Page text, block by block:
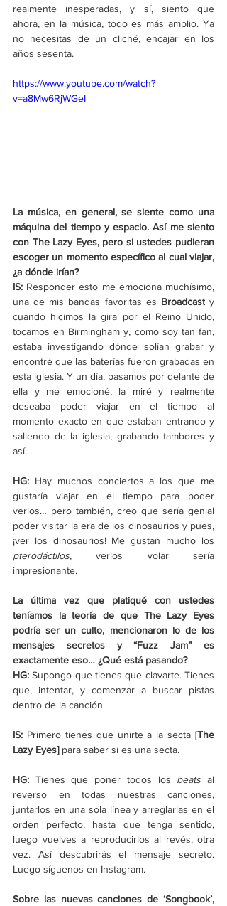
realmente inesperadas, y sí, siento que
ahora, en la música, todo es más amplio. Ya
no necesitas de un cliché, encajar en los
años sesenta.
https://www.youtube.com/watch?
v=a8Mw6RjWGeI
La música, en general, se siente como una
máquina del tiempo y espacio. Así me siento
con The Lazy Eyes, pero si ustedes pudieran
escoger un momento específico al cual viajar,
¿a dónde irían?
IS: Responder esto me emociona muchísimo,
una de mis bandas favoritas es Broadcast y
cuando hicimos la gira por el Reino Unido,
tocamos en Birmingham y, como soy tan fan,
estaba investigando dónde solían grabar y
encontré que las baterías fueron grabadas en
esta iglesia. Y un día, pasamos por delante de
ella y me emocioné, la miré y realmente
deseaba poder viajar en el tiempo al
momento exacto en que estaban entrando y
saliendo de la iglesia, grabando tambores y
así.
HG: Hay muchos conciertos a los que me
gustaría viajar en el tiempo para poder
verlos… pero también, creo que sería genial
poder visitar la era de los dinosaurios y pues,
pterodáctilos, verlos volar sería
impresionante.
La última vez que platiqué con ustedes
teníamos la teoría de que The Lazy Eyes
podría ser un culto, mencionaron lo de los
mensajes secretos y “Fuzz Jam” es
exactamente eso… ¿Qué está pasando?
HG: Supongo que tienes que clavarte. Tienes
que, intentar, y comenzar a buscar pistas
dentro de la canción.
IS: Primero tienes que unirte a la secta [The
Lazy Eyes] para saber si es una secta.
HG: Tienes que poner todos los beats al
reverso en todas nuestras canciones,
juntarlos en una sola línea y arreglarlas en el
orden perfecto, hasta que tenga sentido,
luego vuelves a reproducirlos al revés, otra
vez. Así descubrirás el mensaje secreto.
Luego síguenos en Instagram.
Sobre las nuevas canciones de ‘Songbook’,